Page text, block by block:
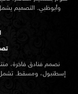
وأبوظبي. التصميم يشمل
نصمم فنادق فاخرة،
إسطنبول، ومسقط. تشمل